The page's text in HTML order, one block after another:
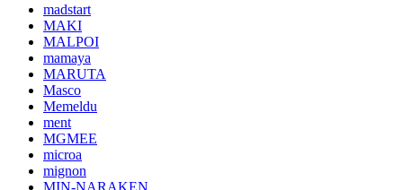
madstart
MAKI
MALPOI
mamaya
MARUTA
Masco
Memeldu
ment
MGMEE
microa
mignon
MIN-NARAKEN